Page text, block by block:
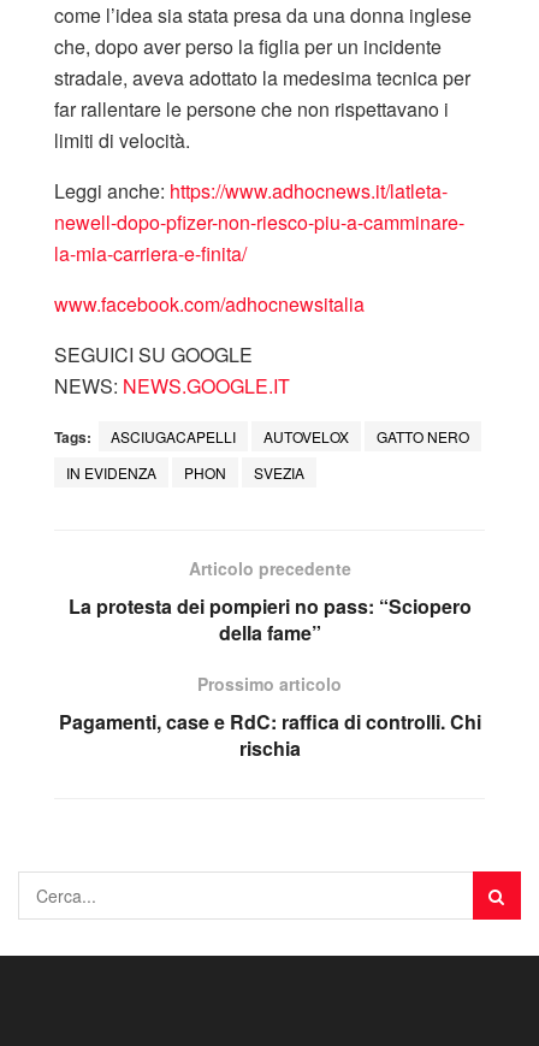
come l’idea sia stata presa da una donna inglese
che, dopo aver perso la figlia per un incidente
stradale, aveva adottato la medesima tecnica per
far rallentare le persone che non rispettavano i
limiti di velocità.
Leggi anche: https://www.adhocnews.it/latleta-
newell-dopo-pfizer-non-riesco-piu-a-camminare-
la-mia-carriera-e-finita/
www.facebook.com/adhocnewsitalia
SEGUICI SU GOOGLE
NEWS: NEWS.GOOGLE.IT
Tags: ASCIUGACAPELLI AUTOVELOX
GATTO NERO
IN EVIDENZA
PHON SVEZIA
Articolo precedente
La protesta dei pompieri no pass: “Sciopero
della fame”
Prossimo articolo
Pagamenti, case e RdC: raffica di controlli. Chi
rischia